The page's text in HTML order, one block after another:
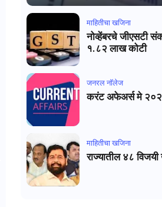
माहितीचा खजिना
नोव्हेंबरचे जीएसटी
१.८२ लाख कोटी
जनरल नाॅलेज
करंट अफेअर्स मे
माहितीचा खजिना
राज्यातील ४८ विजयी